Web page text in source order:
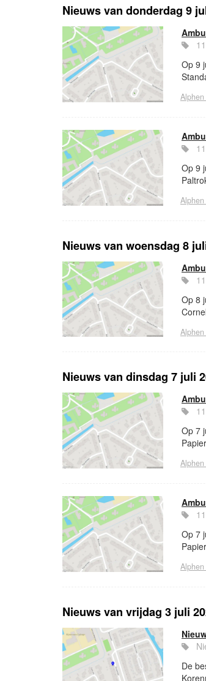
Nieuws van donderdag 9
Op 9
Op 9
Nieuws van woensdag 8
Op 8
Nieuws van dinsdag 7 juli
Op 7
Op 7
Nieuws van vrijdag 3 juli
De